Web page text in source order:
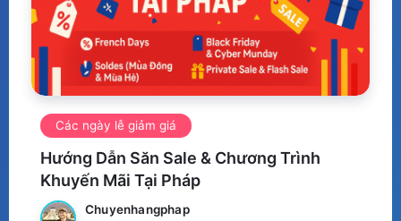
Các ngày lễ giảm giá
Hướng Dẫn Săn Sale & Chương Trình
Khuyến Mãi Tại Pháp
Chuyenhangphap